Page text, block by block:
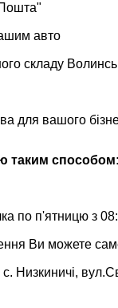
авто
складу
для вашого
таким способом:
по п'ятницю з
Ви можете
с. Низкиничі,